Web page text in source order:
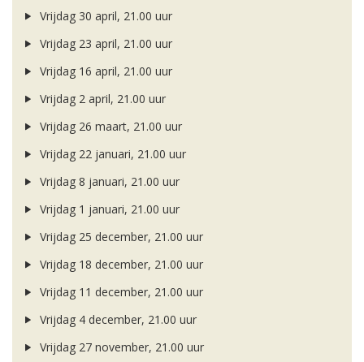
Vrijdag 30 april, 21.00 uur
Vrijdag 23 april, 21.00 uur
Vrijdag 16 april, 21.00 uur
Vrijdag 2 april, 21.00 uur
Vrijdag 26 maart, 21.00 uur
Vrijdag 22 januari, 21.00 uur
Vrijdag 8 januari, 21.00 uur
Vrijdag 1 januari, 21.00 uur
Vrijdag 25 december, 21.00 uur
Vrijdag 18 december, 21.00 uur
Vrijdag 11 december, 21.00 uur
Vrijdag 4 december, 21.00 uur
Vrijdag 27 november, 21.00 uur